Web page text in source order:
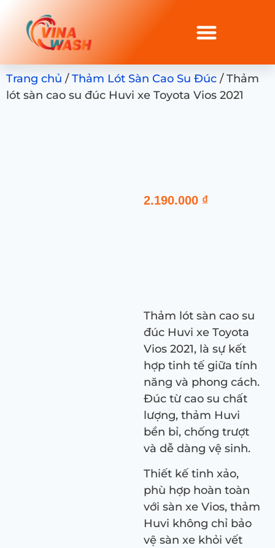
Trang chủ /Thảm Lót Sàn Cao Su Đúc / Thảm
lót sàn cao su đúc Huvi xe Toyota Vios 2021
2.190.000 ₫
Thảm lót sàn cao su
đúc Huvi xe Toyota
Vios 2021, là sự kết
hợp tinh tế giữa tính
năng và phong cách.
Đúc từ cao su chất
lượng, thảm Huvi
bền bỉ, chống trượt
và dễ dàng vệ sinh.
Thiết kế tinh xảo,
phù hợp hoàn toàn
với sàn xe Vios, thảm
Huvi không chỉ bảo
vệ sàn xe khỏi vết